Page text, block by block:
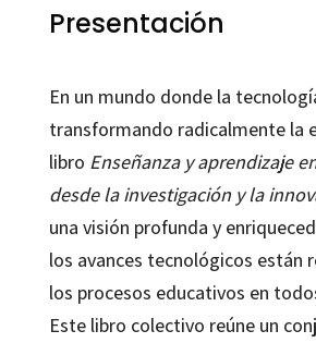
Presentación
En un mundo donde la
transformando radicalmente la
libro Enseñanza y aprendizaje
desde la investigación y la
una visión profunda y
los avances tecnológicos están
los procesos educativos en
Este libro colectivo reúne un